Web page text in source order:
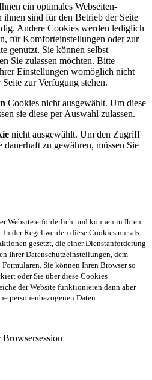
ein optimales Webseiten-
sind für den Betrieb der Seite
Andere Cookies werden lediglich
für Komforteinstellungen oder zur
genutzt. Sie können selbst
Sie zulassen möchten. Bitte
Einstellungen womöglich nicht
zur Verfügung stehen.
Cookies nicht ausgewählt. Um diese
sie diese per Auswahl zulassen.
nicht ausgewählt. Um den Zugriff
dauerhaft zu gewähren, müssen Sie
Website erforderlich und können in Ihren
der Regel werden diese Cookies nur als
gesetzt, die einer Dienstanforderung
Ihrer Datenschutzeinstellungen, dem
Sie können Ihren Browser so
oder Sie über diese Cookies
der Website funktionieren dann aber
personenbezogenen Daten.